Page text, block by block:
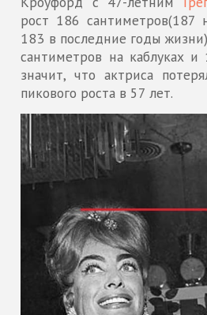
рост 186
183 в последние годы
сантиметров на каблуках
значит, что актриса
пикового роста в 57 лет.